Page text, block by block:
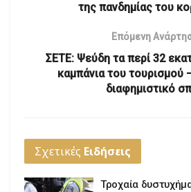
της πανδημίας του
Επόμενη
ΣΕΤΕ: Ψεύδη τα περί 32
καμπάνια του
διαφημιστικό
Σχετικές Ειδήσεις
Τροχαία